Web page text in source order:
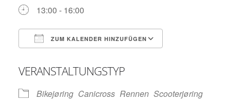
13:00 - 16:00
ZUM KALENDER HINZUFÜGEN
VERANSTALTUNGSTYP
Bikejøring Canicross Rennen Scooterjøring